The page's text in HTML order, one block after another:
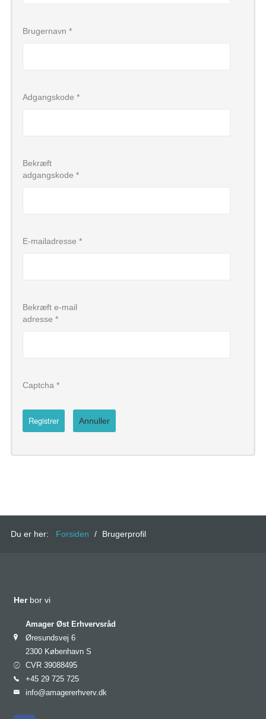
Brugernavn *
Adgangskode *
Bekræft
adgangskode *
E-mailadresse *
Bekræft e-mail
adresse *
Captcha *
Registrer Annuller
Du er her: Forsiden / Brugerprofil
Her bor vi
Amager Øst Erhvervsråd
Øresundsvej 6
2300 København S
CVR 39088495
+45 29 725 725
info@amagererhverv.dk